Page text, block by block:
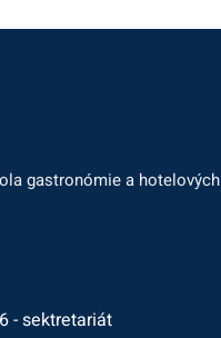
gastronómie a hotelových
- sektretariát